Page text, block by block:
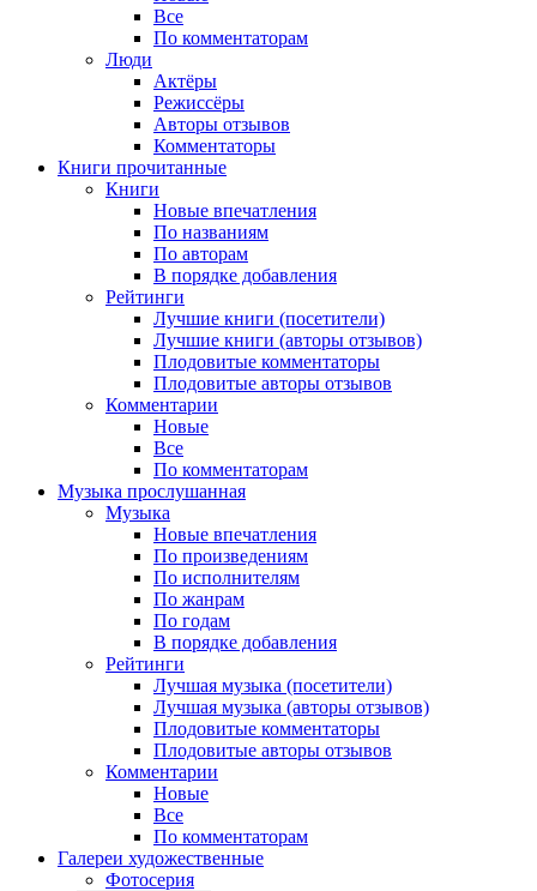
Все
По комментаторам
Люди
Актёры
Режиссёры
Авторы отзывов
Комментаторы
Книги прочитанные
Книги
Новые впечатления
По названиям
По авторам
В порядке добавления
Рейтинги
Лучшие книги (посетители)
Лучшие книги (авторы отзывов)
Плодовитые комментаторы
Плодовитые авторы отзывов
Комментарии
Новые
Все
По комментаторам
Музыка прослушанная
Музыка
Новые впечатления
По произведениям
По исполнителям
По жанрам
По годам
В порядке добавления
Рейтинги
Лучшая музыка (посетители)
Лучшая музыка (авторы отзывов)
Плодовитые комментаторы
Плодовитые авторы отзывов
Комментарии
Новые
Все
По комментаторам
Галереи художественные
Фотосерия